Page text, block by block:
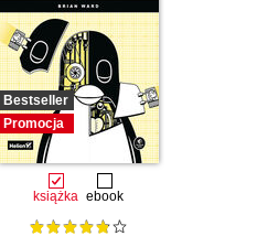
Bestseller
Promocja
książka ebook